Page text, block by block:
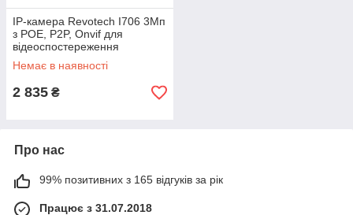
IP-камера Revotech I706 3Мп
з POE, P2P, Onvif для
відеоспостереження
Love&Life -online-multimarket-
Немає в наявності
2 835 ₴
Про нас
99% позитивних з 165 відгуків за рік
Працює з 31.07.2018